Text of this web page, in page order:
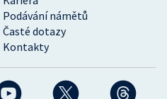
Podávání námětů
Časté dotazy
Kontakty